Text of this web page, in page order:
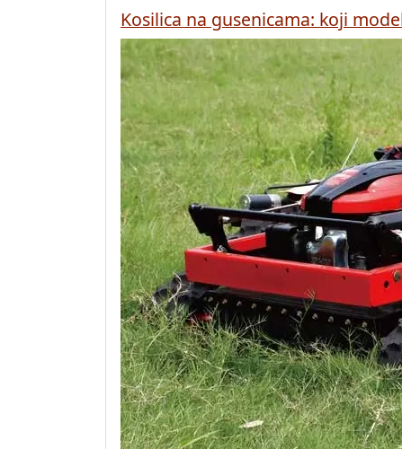
Kosilica na gusenicama: koji